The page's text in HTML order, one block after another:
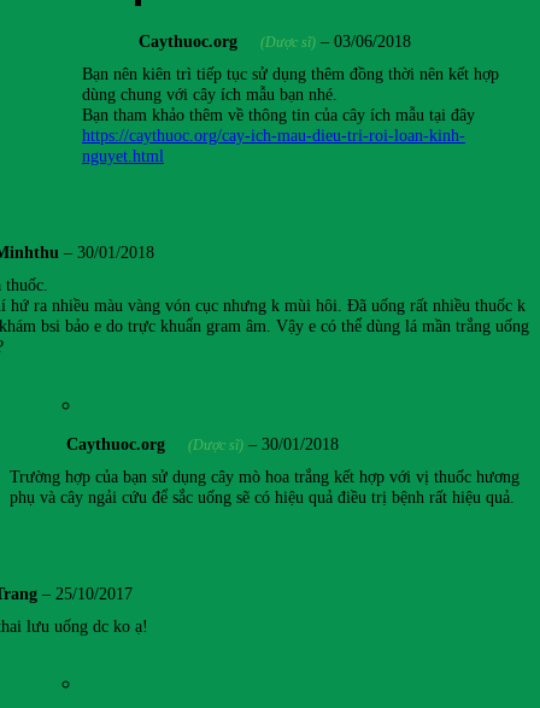
Caythuoc.org (Dược sĩ) – 03/06/2018
Bạn nên kiên trì tiếp tục sử dụng thêm đồng thời nên kết hợp
dùng chung với cây ích mẫu bạn nhé.
Bạn tham khảo thêm về thông tin của cây ích mẫu tại đây
https://caythuoc.org/cay-ich-mau-dieu-tri-roi-loan-kinh-
nguyet.html
– 30/01/2018
thuốc.
hứ ra nhiều màu vàng vón cục nhưng k mùi hôi. Đã uống rất nhiều thuốc k
bsi bảo e do trực khuẩn gram âm. Vậy e có thể dùng lá mần trắng uống
Caythuoc.org (Dược sĩ) – 30/01/2018
Trường hợp của bạn sử dụng cây mò hoa trắng kết hợp với vị thuốc hương
phụ và cây ngải cứu để sắc uống sẽ có hiệu quả điều trị bệnh rất hiệu quả.
– 25/10/2017
lưu uống dc ko ạ!